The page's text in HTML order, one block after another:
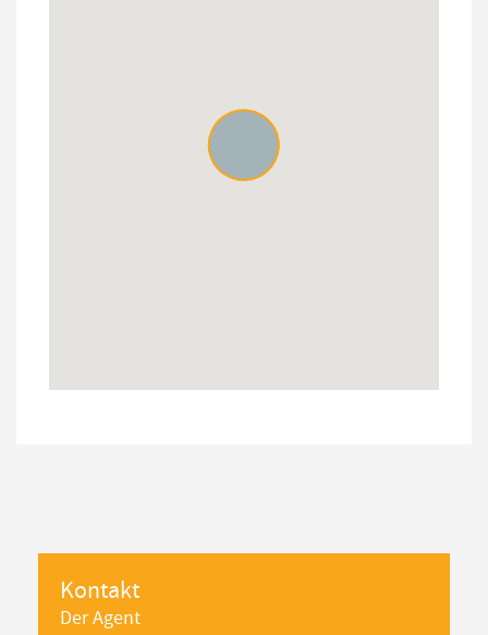
Kontakt
Der Agent